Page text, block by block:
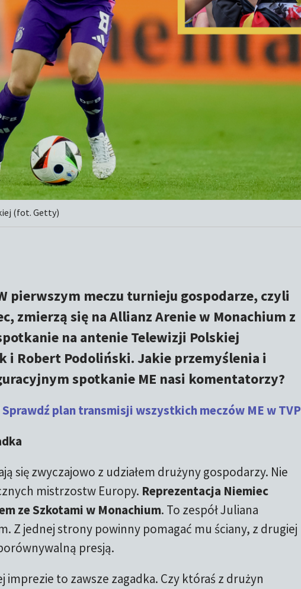
(fot. Getty)
pierwszym meczu turnieju gospodarze, czyli
zmierzą się na Allianz Arenie w Monachium z
na antenie Telewizji Polskiej
i Robert Podoliński. Jakie przemyślenia i
spotkanie ME nasi komentatorzy?
Sprawdź plan transmisji wszystkich meczów ME w TVP
się zwyczajowo z udziałem drużyny gospodarzy. Nie
mistrzostw Europy. Reprezentacja Niemiec
ze Szkotami w Monachium. To zespół Juliana
Z jednej strony powinny pomagać mu ściany, z drugiej
presją.
imprezie to zawsze zagadka. Czy któraś z drużyn